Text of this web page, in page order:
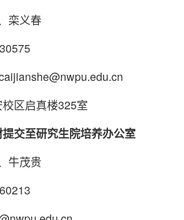
栾义春
区启真楼325室
交至研究生院培养办公室
牛茂贵